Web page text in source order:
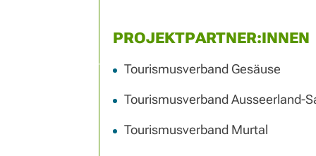
PROJEKTPARTNER:INNEN
Tourismusverband Gesäuse
Tourismusverband Ausseerland-
Tourismusverband Murtal